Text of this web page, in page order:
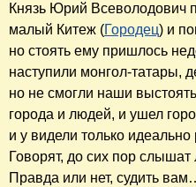
Князь Юрий Всеволодович
малый Китеж (Городец) и
но стоять ему пришлось
наступили монгол-татары,
но не смогли наши
города и людей, и ушел
и у видели только идеально
Говорят, до сих пор
Правда или нет, судить